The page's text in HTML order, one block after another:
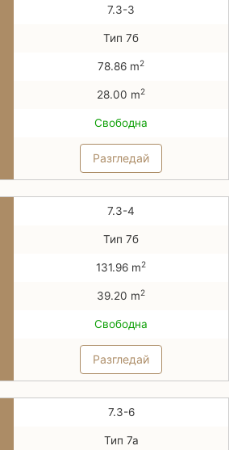
7.3-3
Тип 7б
78.86 m2
28.00 m2
Свободна
Разгледай
7.3-4
Тип 7б
131.96 m2
39.20 m2
Свободна
Разгледай
7.3-6
Тип 7а